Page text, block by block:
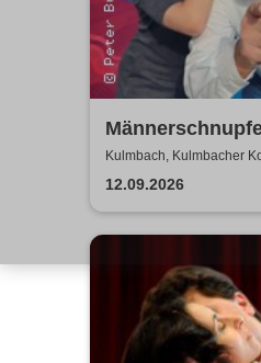
Buchenau
Kulmbach, Kulmbacher
12.09.2026